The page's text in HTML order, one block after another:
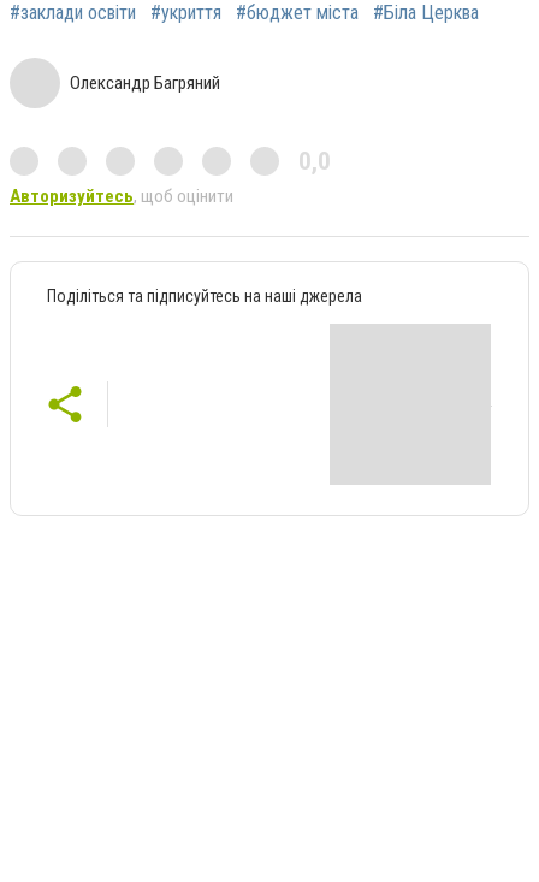
#заклади освіти #укриття #бюджет міста #Біла Церква
Олександр Багряний
0,0
Авторизуйтесь, щоб оцінити
Поділіться та підписуйтесь на наші джерела